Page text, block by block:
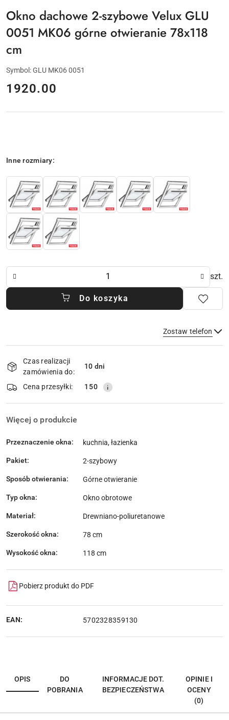
Okno dachowe 2-szybowe Velux GLU
0051 MK06 górne otwieranie 78x118
cm
Symbol:GLU MK06 0051
cena:
1920.00
Wariant
Inne rozmiary:
szt.
Do koszyka
Zostaw telefon
Dostępność
i
dostawa
Czas realizacji
zamówienia do:
10 dni
Cena przesyłki: 150
Więcej o produkcie
Przeznaczenie okna: kuchnia, łazienka
Pakiet: 2-szybowy
Sposób otwierania: Górne otwieranie
Typ okna: Okno obrotowe
Materiał: Drewniano-poliuretanowe
Szerokość okna: 78 cm
Wysokość okna: 118 cm
Pobierz produkt do PDF
EAN: 5702328359130
OPIS
DO
POBRANIA
INFORMACJE DOT.
BEZPIECZEŃSTWA
OPINIE I
OCENY
(0)